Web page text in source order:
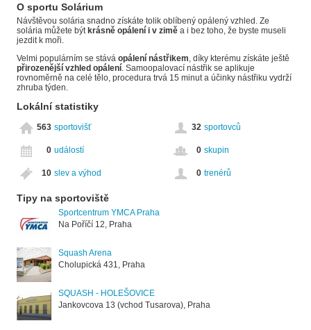
O sportu Solárium
Návštěvou solária snadno získáte tolik oblíbený opálený vzhled. Ze
solária můžete být krásně opálení i v zimě a i bez toho, že byste museli
jezdit k moři.
Velmi populárním se stává opálení nástřikem , díky kterému získáte ještě
přirozenější vzhled opálení . Samoopalovací nástřik se aplikuje
rovnoměrně na celé tělo, procedura trvá 15 minut a účinky nástřiku vydrží
zhruba týden.
Lokální statistiky
563 sportovišť 32 sportovců
0 událostí 0 skupin
10 slev a výhod 0 trenérů
Tipy na sportoviště
Sportcentrum YMCA Praha
Na Poříčí 12, Praha
Squash Arena
Cholupická 431, Praha
SQUASH - HOLEŠOVICE
Jankovcova 13 (vchod Tusarova), Praha